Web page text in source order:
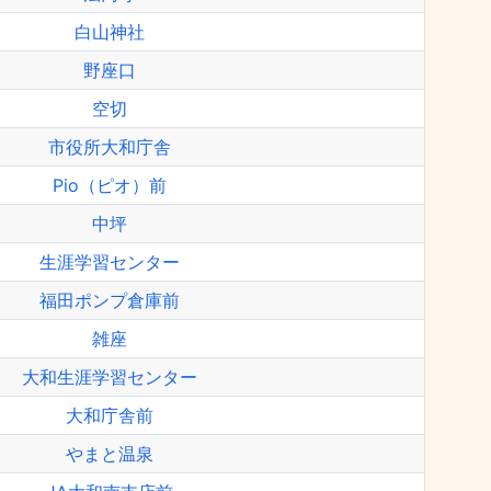
白山神社
野座口
空切
市役所大和庁舎
Pio（ピオ）前
中坪
生涯学習センター
福田ポンプ倉庫前
雑座
大和生涯学習センター
大和庁舎前
やまと温泉